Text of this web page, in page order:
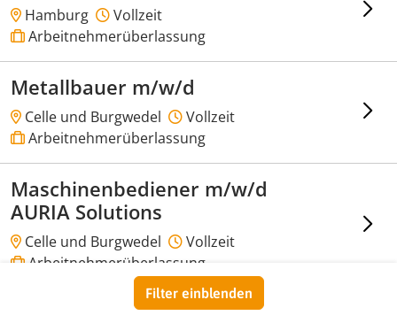
Filter einblenden
Hamburg
Vollzeit
Arbeitnehmerüberlassung
Metallbauer m/w/d
Celle und Burgwedel
Vollzeit
Arbeitnehmerüberlassung
Maschinenbediener m/w/d
AURIA Solutions
Celle und Burgwedel
Vollzeit
Arbeitnehmerüberlassung
KFZ Mechatroniker m/w/d